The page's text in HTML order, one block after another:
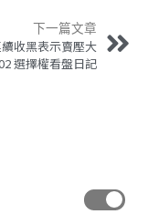
下一篇文章
收黑表示賣壓大
選擇權看盤日記